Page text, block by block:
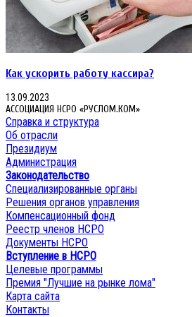
Как ускорить работу кассира?
13.09.2023
АССОЦИАЦИЯ НСРО «РУСЛОМ.КОМ»
Справка и структура
Об отрасли
Президиум
Администрация
Законодательство
Специализированные органы
Решения органов управления
Компенсационный фонд
Реестр членов НСРО
Документы НСРО
Вступление в НСРО
Целевые программы
Премия "Лучшие на рынке лома"
Карта сайта
Контакты